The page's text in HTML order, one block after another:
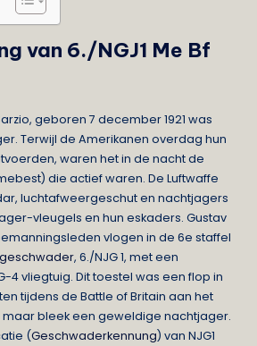
van 6./NGJ1 Me Bf
geboren 7 december 1921 was
Terwijl de Amerikanen overdag hun
waren het in de nacht de
die actief waren. De Luftwaffe
luchtafweergeschut en nachtjagers
vleugels en hun eskaders. Gustav
vlogen in de 6e staffel
, 6./NJG 1, met een
4 vliegtuig. Dit toestel was een flop in
tijdens de Battle of Britain aan het
bleek een geweldige nachtjager.
(Geschwaderkennung) van NJG1